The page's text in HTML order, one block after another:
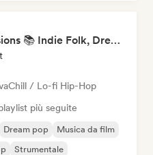
Study Jam Sessions 📚 Indie Folk, Dream Pop & Singer-Songwriter
Chill / Lo-fi Hip-Hop
più seguite
Dream pop
Musica da film
Strumentale